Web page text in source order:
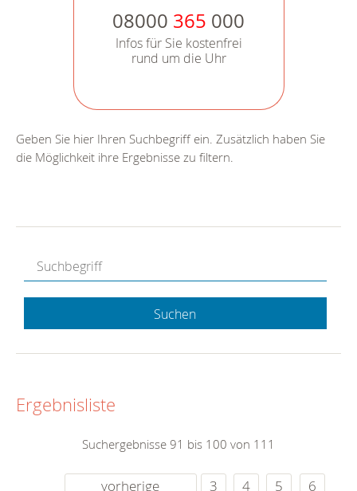
08000 365 000
Infos für Sie kostenfrei
rund um die Uhr
Geben Sie hier Ihren Suchbegriff ein. Zusätzlich haben Sie
die Möglichkeit ihre Ergebnisse zu filtern.
Suchen
Ergebnisliste
Suchergebnisse 91 bis 100 von 111
vorherige 3 4 5
6